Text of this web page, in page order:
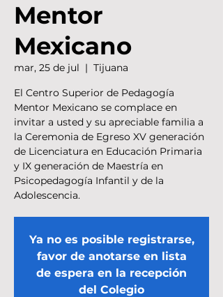
Mentor
Mexicano
mar, 25 de jul
  |
Tijuana
El Centro Superior de Pedagogía
Mentor Mexicano se complace en
invitar a usted y su apreciable familia a
la Ceremonia de Egreso XV generación
de Licenciatura en Educación Primaria
y IX generación de Maestría en
Psicopedagogía Infantil y de la
Adolescencia.
Ya no es posible registrarse,
favor de anotarse en lista
de espera en la recepción
del Colegio